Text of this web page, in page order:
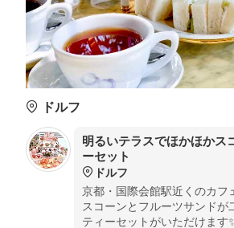
ドルフ
明るいテラスでほかほかス
ーセット
ドルフ
京都・国際会館駅近くのカフ
スコーンとフルーツサンドが
ティーセットがいただけます